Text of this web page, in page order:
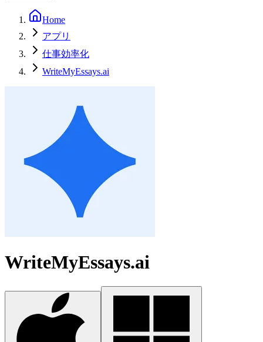
Home
アプリ
仕事効率化
WriteMyEssays.ai
WriteMyEssays.ai